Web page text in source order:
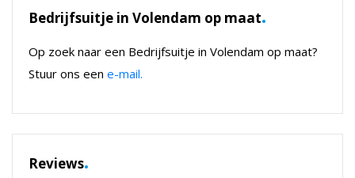
Bedrijfsuitje in Volendam op maat.
Op zoek naar een Bedrijfsuitje in Volendam op maat?
Stuur ons een e-mail.
Reviews.